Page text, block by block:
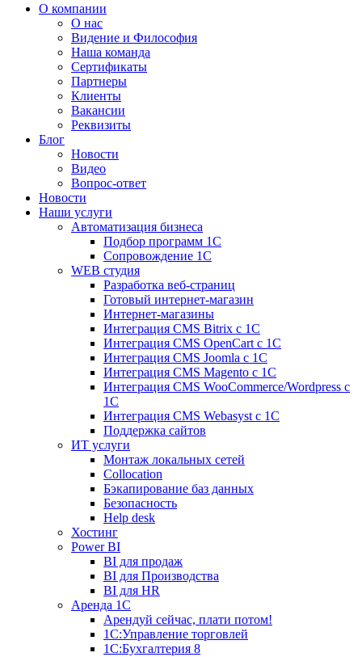
О компании
О нас
Видение и Философия
Наша команда
Сертификаты
Партнеры
Клиенты
Вакансии
Реквизиты
Блог
Новости
Видео
Вопрос-ответ
Новости
Наши услуги
Автоматизация бизнеса
Подбор программ 1С
Сопровождение 1С
WEB студия
Разработка веб-страниц
Готовый интернет-магазин
Интернет-магазины
Интеграция CMS Bitrix с 1С
Интеграция CMS OpenCart с 1С
Интеграция CMS Joomla с 1С
Интеграция CMS Magento с 1С
Интеграция CMS WooCommerce/Wordpress с
1С
Интеграция CMS Webasyst с 1С
Поддержка сайтов
ИТ услуги
Монтаж локальных сетей
Collocation
Бэкапирование баз данных
Безопасность
Help desk
Хостинг
Power BI
BI для продаж
BI для Производства
BI для HR
Аренда 1C
Арендуй сейчас, плати потом!
1С:Управление торговлей
1С:Бухгалтерия 8